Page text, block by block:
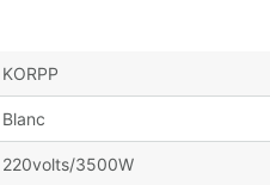
KORPP
Blanc
220volts/3500W